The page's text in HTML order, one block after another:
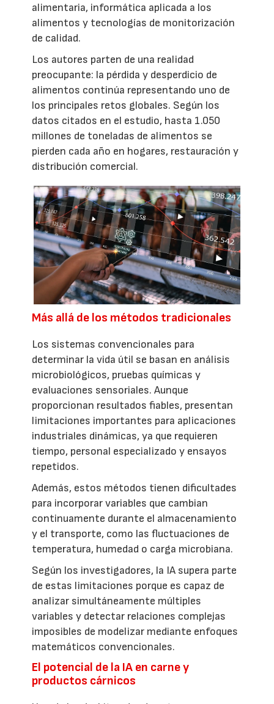
alimentaria, informática aplicada a los
alimentos y tecnologías de monitorización
de calidad.
Los autores parten de una realidad
preocupante: la pérdida y desperdicio de
alimentos continúa representando uno de
los principales retos globales. Según los
datos citados en el estudio, hasta 1.050
millones de toneladas de alimentos se
pierden cada año en hogares, restauración y
distribución comercial.
Más allá de los métodos tradicionales
Los sistemas convencionales para
determinar la vida útil se basan en análisis
microbiológicos, pruebas químicas y
evaluaciones sensoriales. Aunque
proporcionan resultados fiables, presentan
limitaciones importantes para aplicaciones
industriales dinámicas, ya que requieren
tiempo, personal especializado y ensayos
repetidos.
Además, estos métodos tienen dificultades
para incorporar variables que cambian
continuamente durante el almacenamiento
y el transporte, como las fluctuaciones de
temperatura, humedad o carga microbiana.
Según los investigadores, la IA supera parte
de estas limitaciones porque es capaz de
analizar simultáneamente múltiples
variables y detectar relaciones complejas
imposibles de modelizar mediante enfoques
matemáticos convencionales.
El potencial de la IA en carne y
productos cárnicos